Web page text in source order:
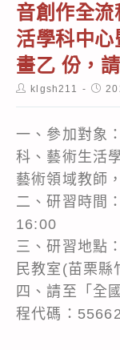
音創作全
活學科中
畫乙 份，
Postklgsh211
Post
一、參加對象
科、藝術生活
藝術領域教師
二、研習時間
16:00
三、研習地點
民教室(苗栗縣
四、請至「全
程代碼：